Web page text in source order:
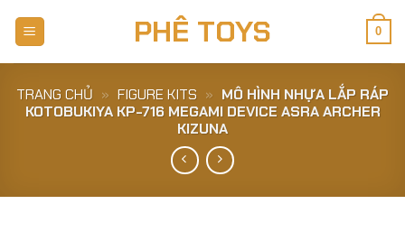
PHÊ TOYS 0
TRANG CHỦ » FIGURE KITS » MÔ HÌNH NHỰA LẮP RÁP
KOTOBUKIYA KP-716 MEGAMI DEVICE ASRA ARCHER
KIZUNA